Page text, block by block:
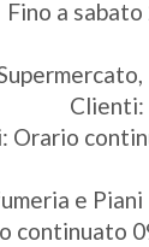
Fino a sabato
Clienti:
Orario
e Piani
continuato